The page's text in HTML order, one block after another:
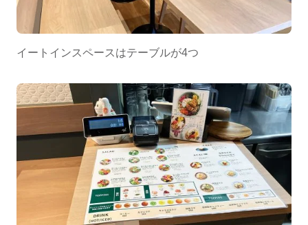
イートインスペースはテーブルが4つ